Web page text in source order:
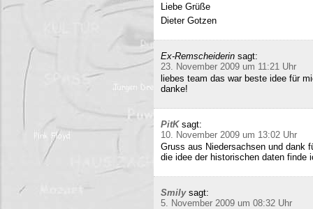
Liebe Grüße
Dieter Gotzen
Ex-Remscheiderin sagt:
23. November 2009 um 11:21 Uhr
liebes team das war beste idee für
danke!
PitK sagt:
10. November 2009 um 13:02 Uhr
Gruss aus Niedersachsen und dank
die idee der historischen daten finde
Smily sagt:
5. November 2009 um 08:32 Uhr